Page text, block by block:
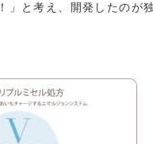
」と考え、開発したのが